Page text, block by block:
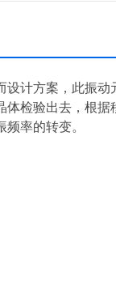
计方案，此振动
检验出去，根据
率的转变。